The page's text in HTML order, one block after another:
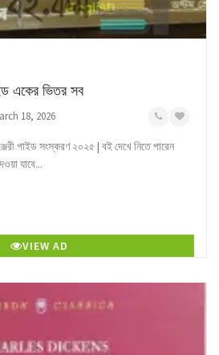
একের ভিতর সব
18, 2026
গাইড সংস্করণ ২০২৫ | বই দেখে নিতে পারেন
যাবে...
VIEW AD